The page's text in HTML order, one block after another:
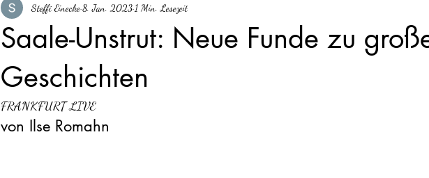
Saale-Unstrut: Neue Funde zu
Geschichten
Steffi Einecke8. Jan. 2023 1 Min. Lesezeit
FRANKFURT LIVE
von Ilse Romahn